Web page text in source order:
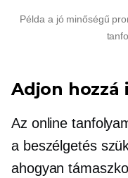
Példa a jó minőségű
Adjon
Az online
a beszélgetés
ahogyan